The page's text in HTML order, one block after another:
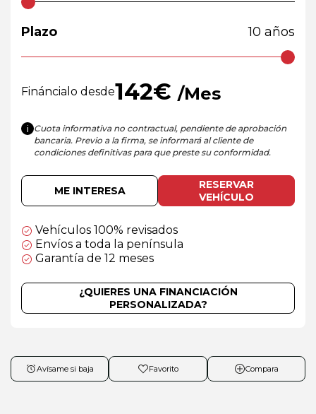
Plazo 10 años
Fináncialo desde142€ /Mes
i Cuota informativa no contractual, pendiente de aprobación
bancaria. Previo a la firma, se informará al cliente de
condiciones definitivas para que preste su conformidad.
ME INTERESA
RESERVAR
VEHÍCULO
Vehículos 100% revisados
Envíos a toda la península
Garantía de 12 meses
¿QUIERES UNA FINANCIACIÓN
PERSONALIZADA?
Avísame si baja Favorito Compara